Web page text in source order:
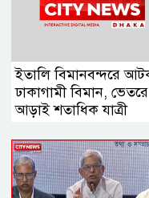
ইতালি বিমানবন্দরে
ঢাকাগামী বিমান, ভেতরে
আড়াই শতাধিক যাত্রী